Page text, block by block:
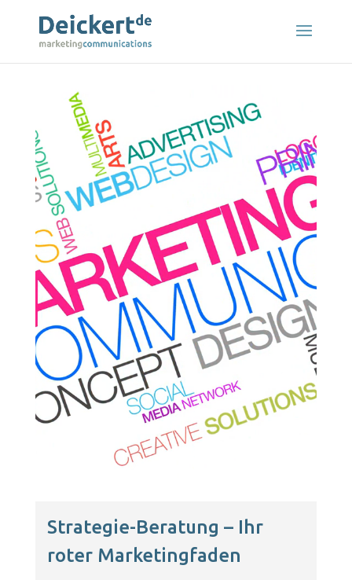
Strategie-Beratung – Ihr
roter Marketingfaden